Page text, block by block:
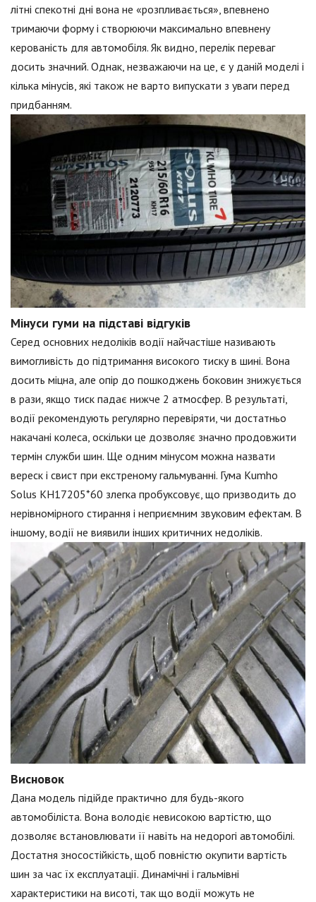
літні спекотні дні вона не «розпливається», впевнено
тримаючи форму і створюючи максимально впевнену
керованість для автомобіля. Як видно, перелік переваг
досить значний. Однак, незважаючи на це, є у даній моделі і
кілька мінусів, які також не варто випускати з уваги перед
придбанням.
Мінуси гуми на підставі відгуків
Серед основних недоліків водії найчастіше називають
вимогливість до підтримання високого тиску в шині. Вона
досить міцна, але опір до пошкоджень боковин знижується
в рази, якщо тиск падає нижче 2 атмосфер. В результаті,
водії рекомендують регулярно перевіряти, чи достатньо
накачані колеса, оскільки це дозволяє значно продовжити
термін служби шин. Ще одним мінусом можна назвати
вереск і свист при екстреному гальмуванні. Гума Kumho
Solus KH17205*60 злегка пробуксовує, що призводить до
нерівномірного стирання і неприємним звуковим ефектам. В
іншому, водії не виявили інших критичних недоліків.
Висновок
Дана модель підійде практично для будь-якого
автомобіліста. Вона володіє невисокою вартістю, що
дозволяє встановлювати її навіть на недорогі автомобілі.
Достатня зносостійкість, щоб повністю окупити вартість
шин за час їх експлуатації. Динамічні і гальмівні
характеристики на висоті, так що водії можуть не